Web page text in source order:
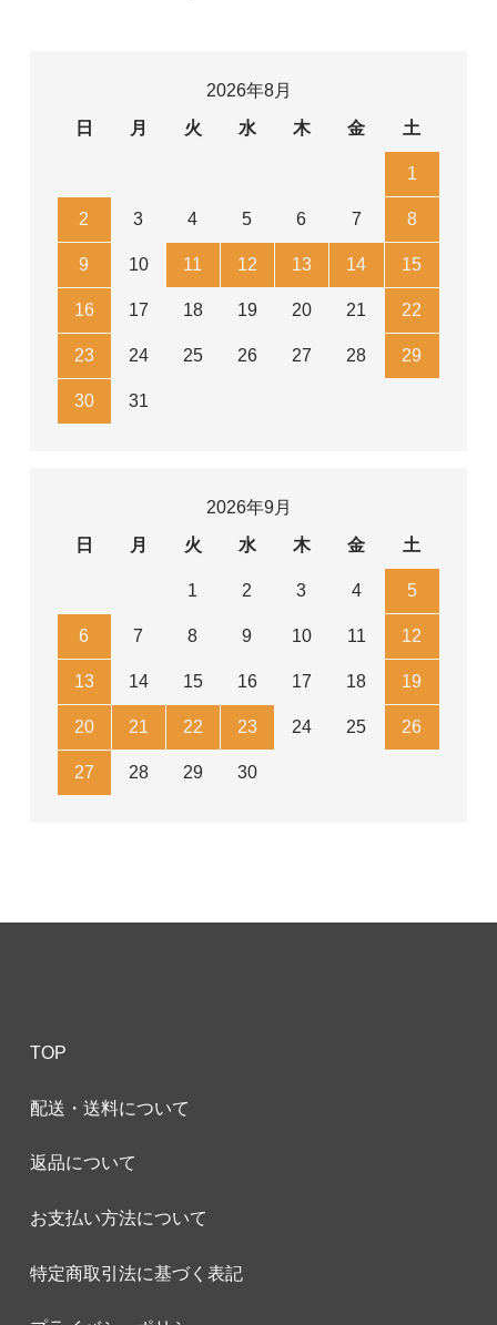
2026年8月
日
月 火 水 木 金 土
1
2 3 4 5 6 7 8
9 10 11 12 13 14 15
16 17 18 19 20 21 22
23 24 25 26 27 28 29
30 31
2026年9月
日
月 火 水 木 金 土
1 2 3 4 5
6 7 8 9 10 11 12
13 14 15 16 17 18 19
20 21 22 23 24 25 26
27 28 29 30
TOP
配送・送料について
返品について
お支払い方法について
特定商取引法に基づく表記